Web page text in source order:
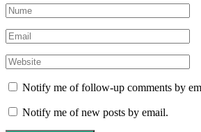
Notify me of follow-up comments by
Notify me of new posts by email.